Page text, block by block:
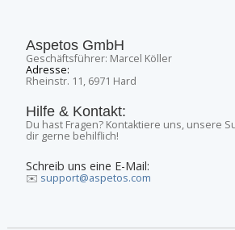
Aspetos GmbH
Geschäftsführer: Marcel Köller
Adresse:
Rheinstr. 11, 6971 Hard
Hilfe & Kontakt:
Du hast Fragen? Kontaktiere uns, unsere
dir gerne behilflich!
Schreib uns eine E-Mail:
✉️ support@aspetos.com